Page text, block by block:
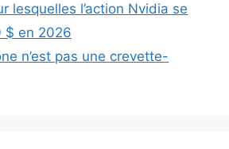
lesquelles l’action Nvidia se
$ en 2026
n’est pas une crevette-